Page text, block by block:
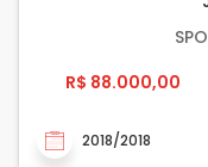
R$ 88.000,00
2018/2018